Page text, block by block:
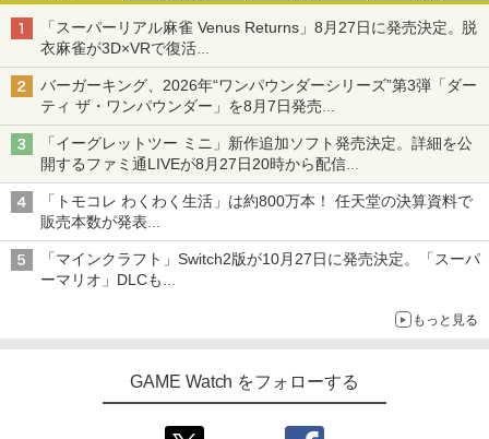
「スーパーリアル麻雀 Venus Returns」8月27日に発売決定。脱
衣麻雀が3D×VRで復活
発売から2週間は20%オフになるセールが実施
バーガーキング、2026年“ワンパウンダーシリーズ”第3弾「ダー
ティ ザ・ワンパウンダー」を8月7日発売
「特製ガーリックマヨソース」を使用した超大型チーズバーガー
「イーグレットツー ミニ」新作追加ソフト発売決定。詳細を公
開するファミ通LIVEが8月27日20時から配信
シリーズ累計100タイトルへ
「トモコレ わくわく生活」は約800万本！ 任天堂の決算資料で
販売本数が発表
「ぽこポケ」は127万本に
「マインクラフト」Switch2版が10月27日に発売決定。「スーパ
ーマリオ」DLCも
もっと見る
GAME Watch をフォローする